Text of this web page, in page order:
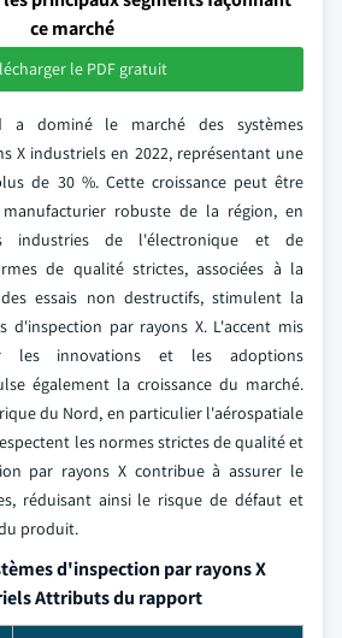
ce marché
le PDF gratuit
a dominé le marché des systèmes
X industriels en 2022, représentant une
de 30 %. Cette croissance peut être
robuste de la région, en
industries de l'électronique et de
de qualité strictes, associées à la
essais non destructifs, stimulent la
d'inspection par rayons X. L'accent mis
innovations et les adoptions
également la croissance du marché.
du Nord, en particulier l'aérospatiale
les normes strictes de qualité et
par rayons X contribue à assurer le
réduisant ainsi le risque de défaut et
produit.
d'inspection par rayons X
Attributs du rapport